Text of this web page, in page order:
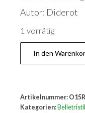
Autor: Diderot
1 vorrätig
Denis
Diderot:
Fatalist
In den
Artikelnummer:
Kategorien: